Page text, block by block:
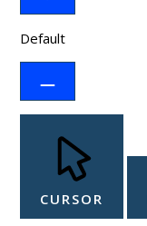
Default
CURSOR